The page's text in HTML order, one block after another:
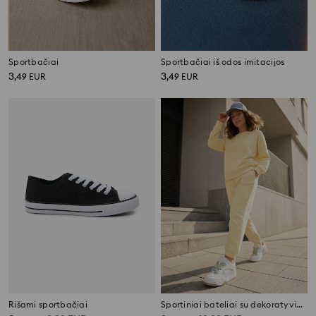
Sportbačiai
3,49 EUR
Sportbačiai iš odos imitacijos
3,49 EUR
Rišami sportbačiai Sportiniai bateliai su dekoratyviniais raišteliais